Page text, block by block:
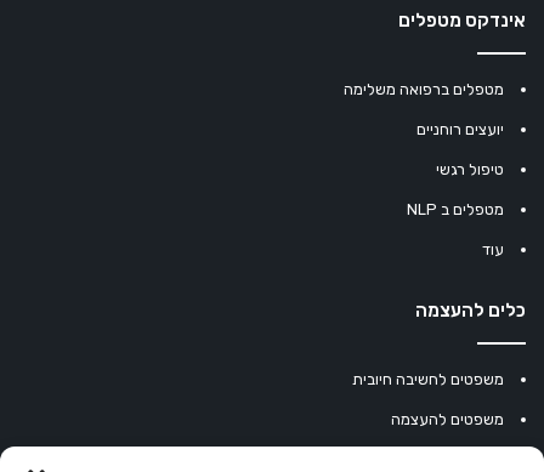
אינדקס מטפלים
מטפלים ברפואה משלימה
יועצים רוחניים
טיפול רגשי
מטפלים ב NLP
עוד
כלים להעצמה
משפטים לחשיבה חיובית
משפטים להעצמה